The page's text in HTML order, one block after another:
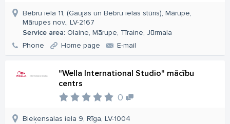
Bebru iela 11, (Gaujas un Bebru ielas stūris), Mārupe,
Mārupes nov., LV-2167
Service area: Olaine, Mārupe, Tīraine, Jūrmala
Phone
Home page E-mail
"Wella International Studio" mācību
centrs
0
Bieķensalas iela 9, Rīga, LV-1004